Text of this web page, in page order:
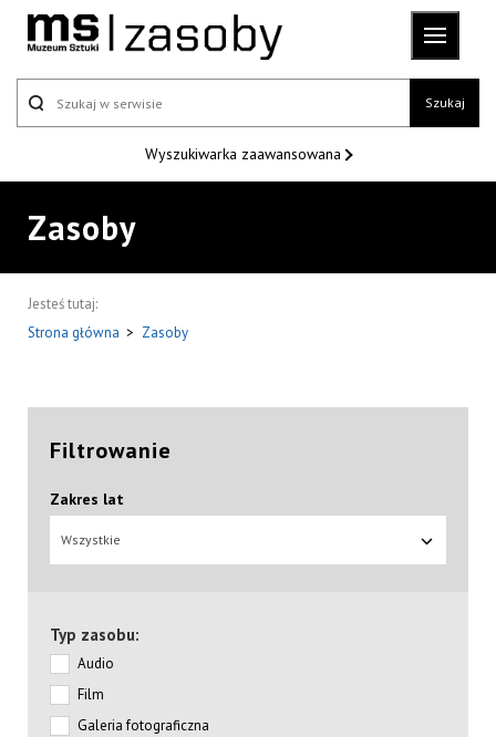
Szukaj
Wyszukiwarka zaawansowana
Zasoby
Jesteś tutaj:
Strona główna > Zasoby
Filtrowanie
Zakres lat
Wszystkie
Typ zasobu:
Audio
Film
Galeria fotograficzna